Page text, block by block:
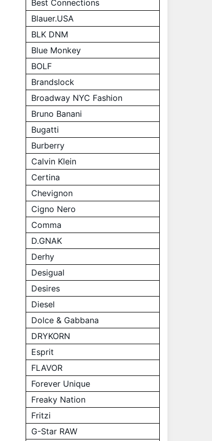
Best Connections
Blauer.USA
BLK DNM
Blue Monkey
BOLF
Brandslock
Broadway NYC Fashion
Bruno Banani
Bugatti
Burberry
Calvin Klein
Certina
Chevignon
Cigno Nero
Comma
D.GNAK
Derhy
Desigual
Desires
Diesel
Dolce & Gabbana
DRYKORN
Esprit
FLAVOR
Forever Unique
Freaky Nation
Fritzi
G-Star RAW